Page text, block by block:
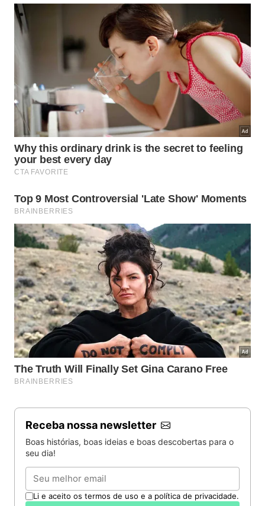
Receba nossa newsletter
Boas histórias, boas ideias e boas descobertas para o
seu dia!
Email
Li e aceito os termos de uso e a política de privacidade.